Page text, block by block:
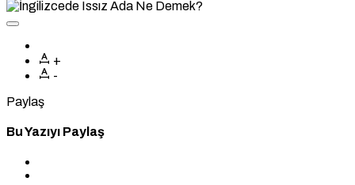
+
-
Paylaş
Bu Yazıyı Paylaş